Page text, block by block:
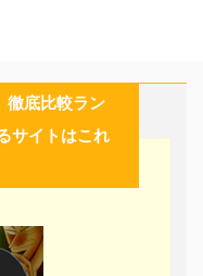
徹底比較ラン
サイトはこれ